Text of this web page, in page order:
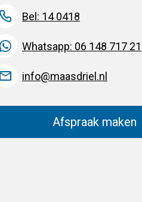
Bel: 14 0418
Whatsapp: 06 148 717 21
info@maasdriel.nl
Afspraak maken
(Deze